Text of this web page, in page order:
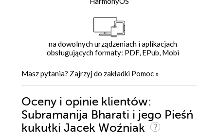
na dowolnych urządzeniach i aplikacjach
obsługujących formaty: PDF, EPub, Mobi
Masz pytania? Zajrzyj do zakładki Pomoc »
Oceny i opinie klientów:
Subramanija Bharati i jego Pieśń
kukułki Jacek Woźniak